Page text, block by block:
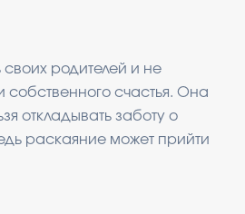
своих родителей и не
собственного счастья. Она
откладывать заботу о
раскаяние может прийти